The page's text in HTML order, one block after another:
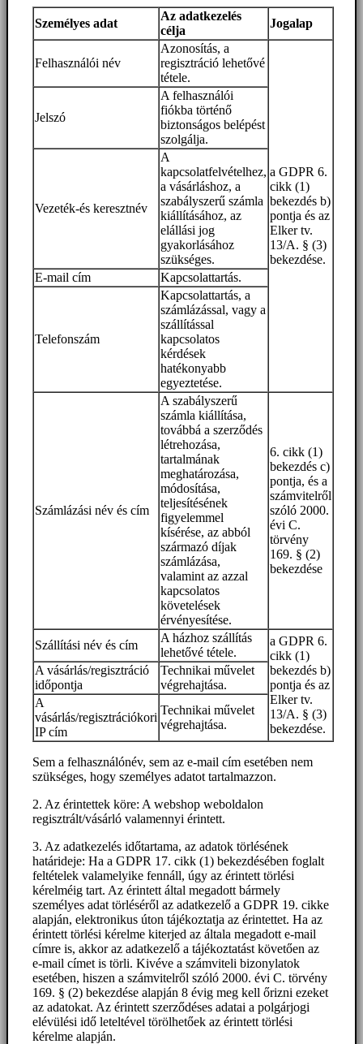
Személyes adat
Az adatkezelés
célja
Jogalap
Felhasználói név
Azonosítás, a
regisztráció lehetővé
tétele.
a GDPR 6.
cikk (1)
bekezdés b)
pontja és az
Elker tv.
13/A. § (3)
bekezdése.
Jelszó
A felhasználói
fiókba történő
biztonságos belépést
szolgálja.
Vezeték-és keresztnév
A
kapcsolatfelvételhez,
a vásárláshoz, a
szabályszerű számla
kiállításához, az
elállási jog
gyakorlásához
szükséges.
E-mail cím
Kapcsolattartás.
Telefonszám
Kapcsolattartás, a
számlázással, vagy a
szállítással
kapcsolatos
kérdések
hatékonyabb
egyeztetése.
Számlázási név és cím
A szabályszerű
számla kiállítása,
továbbá a szerződés
létrehozása,
tartalmának
meghatározása,
módosítása,
teljesítésének
figyelemmel
kísérése, az abból
származó díjak
számlázása,
valamint az azzal
kapcsolatos
követelések
érvényesítése.
6. cikk (1)
bekezdés c)
pontja, és a
számvitelről
szóló 2000.
évi C.
törvény
169. § (2)
bekezdése
Szállítási név és cím
A házhoz szállítás
lehetővé tétele.
a GDPR 6.
cikk (1)
bekezdés b)
pontja és az
Elker tv.
13/A. § (3)
bekezdése.
A vásárlás/regisztráció
időpontja
Technikai művelet
végrehajtása.
A
vásárlás/regisztrációkori
IP cím
Technikai művelet
végrehajtása.
Sem a felhasználónév, sem az e-mail cím esetében nem
szükséges, hogy személyes adatot tartalmazzon.
2. Az érintettek köre: A webshop weboldalon
regisztrált/vásárló valamennyi érintett.
3. Az adatkezelés időtartama, az adatok törlésének
határideje: Ha a GDPR 17. cikk (1) bekezdésében foglalt
feltételek valamelyike fennáll, úgy az érintett törlési
kérelméig tart. Az érintett által megadott bármely
személyes adat törléséről az adatkezelő a GDPR 19. cikke
alapján, elektronikus úton tájékoztatja az érintettet. Ha az
érintett törlési kérelme kiterjed az általa megadott e-mail
címre is, akkor az adatkezelő a tájékoztatást követően az
e-mail címet is törli. Kivéve a számviteli bizonylatok
esetében, hiszen a számvitelről szóló 2000. évi C. törvény
169. § (2) bekezdése alapján 8 évig meg kell őrizni ezeket
az adatokat. Az érintett szerződéses adatai a polgárjogi
elévülési idő leteltével törölhetőek az érintett törlési
kérelme alapján.